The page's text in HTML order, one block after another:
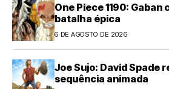
One Piece 1190:
batalha épica
6 DE AGOSTO DE 2026
Joe Sujo: David Spade
sequência animada